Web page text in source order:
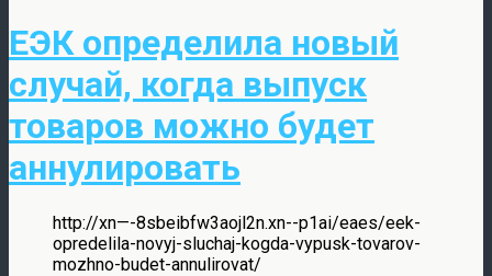
ЕЭК определила новый
случай, когда выпуск
товаров можно будет
аннулировать
http://xn—-8sbeibfw3aojl2n.xn--p1ai/eaes/eek-
opredelila-novyj-sluchaj-kogda-vypusk-tovarov-
mozhno-budet-annulirovat/